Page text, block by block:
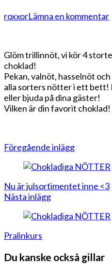
roxxorLämna en kommentarpå
Glöm trillinnöt, vi kör 4
choklad!
Pekan, valnöt, hasselnöt
alla sorters nötter i ett
eller bjuda på dina gäster!
Vilken är din favorit choklad!
Inläggsnavigering
Föregående inlägg
Nu är julsortimentet inne <3
Nästa inlägg
Pralinkurs
Du kanske också gillar